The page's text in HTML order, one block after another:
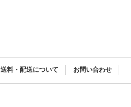
送料・配送について お問い合わせ